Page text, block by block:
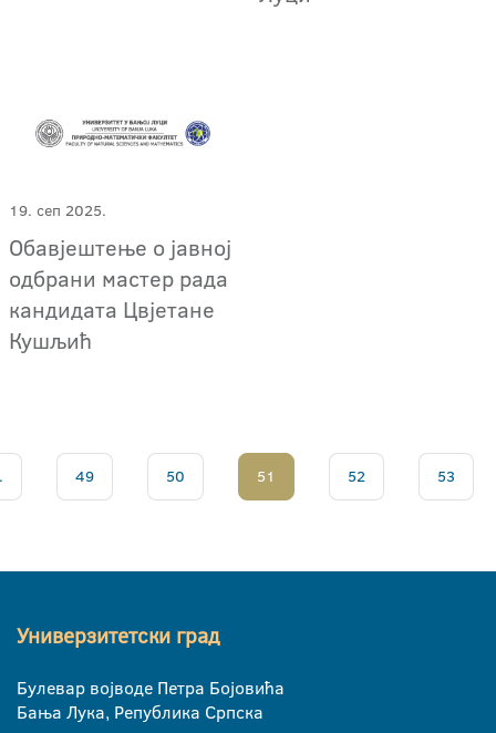
19. сеп 2025.
Обавјештење о јавној
одбрани мастер рада
кандидата Цвјетане
Кушљић
49 50 51 52 53
Универзитетски град
Булевар војводе Петра Бојовића
Бања Лука, Република Српска